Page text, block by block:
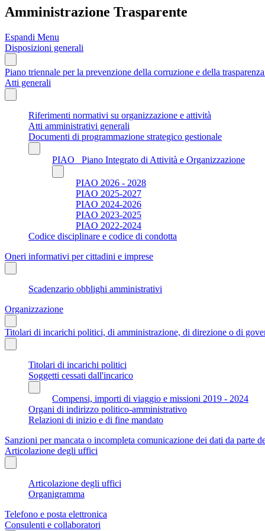
Amministrazione Trasparente
Espandi Menu
Disposizioni generali
Piano triennale per la prevenzione della corruzione e della
Atti generali
Riferimenti normativi su organizzazione e attività
Atti amministrativi generali
Documenti di programmazione strategico gestionale
PIAO_ Piano Integrato di Attività e Organizzazione
PIAO 2026 - 2028
PIAO 2025-2027
PIAO 2024-2026
PIAO 2023-2025
PIAO 2022-2024
Codice disciplinare e codice di condotta
Oneri informativi per cittadini e imprese
Scadenzario obblighi amministrativi
Organizzazione
Titolari di incarichi politici, di amministrazione, di direzione o di
Titolari di incarichi politici
Soggetti cessati dall'incarico
Compensi, importi di viaggio e missioni 2019 - 2024
Organi di indirizzo politico-amministrativo
Relazioni di inizio e di fine mandato
Sanzioni per mancata o incompleta comunicazione dei dati da
Articolazione degli uffici
Articolazione degli uffici
Organigramma
Telefono e posta elettronica
Consulenti e collaboratori